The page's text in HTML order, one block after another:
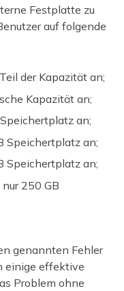
Festplatte zu
auf folgende
der Kapazität an;
Kapazität an;
an;
Speichertplatz an;
Speichertplatz an;
250 GB
genannten Fehler
einige effektive
Problem ohne